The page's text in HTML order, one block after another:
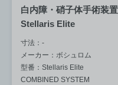
白内障・硝子体手術装置
Stellaris Elite
寸法：-
メーカー：ボシュロム
型番：Stellaris Elite
COMBINED SYSTEM